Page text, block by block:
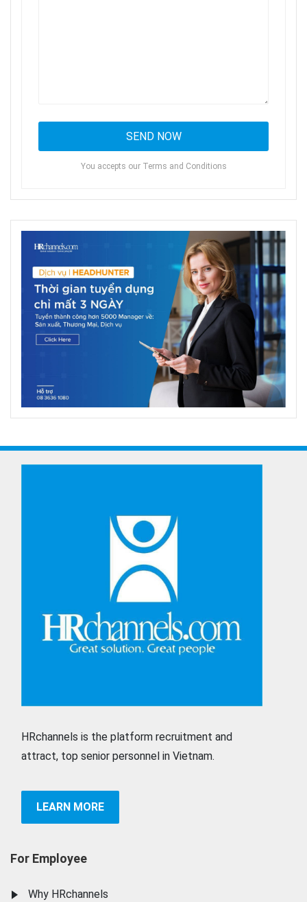
You accepts our Terms and Conditions
HRchannels is the platform recruitment and
attract, top senior personnel in Vietnam.
LEARN MORE
For Employee
Why HRchannels